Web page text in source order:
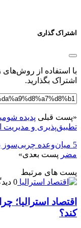
اشتراک گذاری
با استفاده از روش‌های
اشتراک بگذارید.
«پست قبلی پدیده
تطبیق‌پذیری و مدیریت
5 میان‌وعده
مضر پست بعدی»
پست های مرتبط
0 دیدگاه
اقتصاد استرالیا⁠؛
کند⁠؟‏